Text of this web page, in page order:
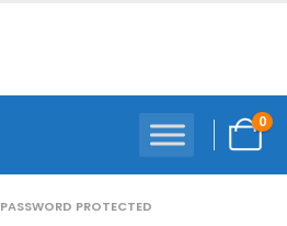
0
PASSWORD PROTECTED